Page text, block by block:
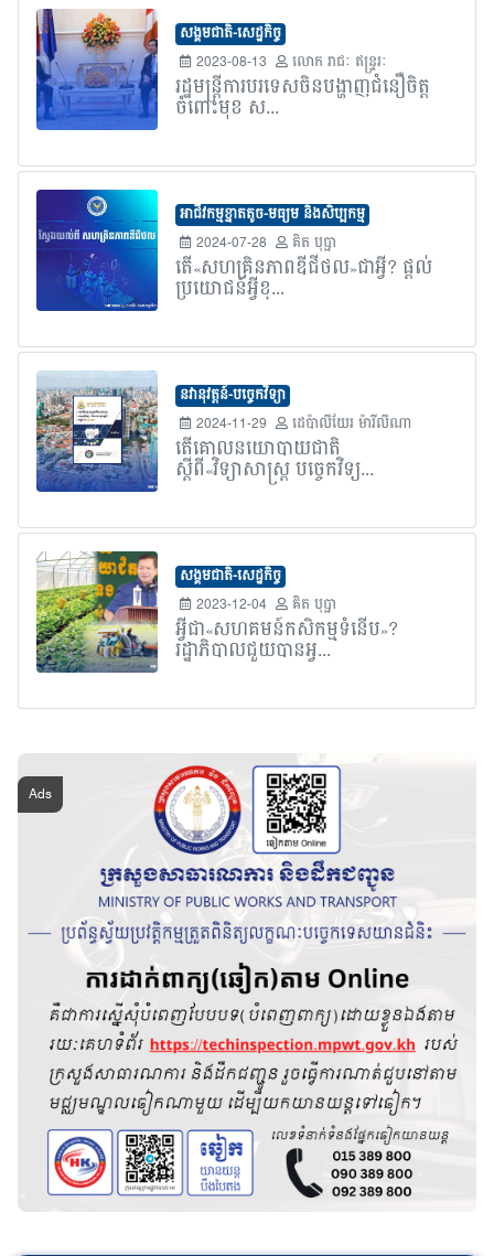
សង្គមជាតិ-សេដ្ឋកិច្ច
2023-08-13
លោក​ រាជៈ ឥន្រ្ទរៈ
រដ្ឋមន្រ្តីការបរទេសចិនបង្ហាញជំនឿចិត្ត
ចំពោះមុខ ស...
អាជីវកម្មខ្នាតតូច-មធ្យម និងសិប្បកម្ម
2024-07-28
គិត បុប្ផា
តើ«សហគ្រិនភាពឌីជីថល»ជាអ្វី? ផ្តល់
ប្រយោជន៍អ្វីខ្...
នវានុវត្តន៍-បច្ចេកវិទ្យា
2024-11-29
ដេប៉ាលីយែរ ម៉ារីលីណា
តើគោលនយោបាយជាតិ
ស្តីពី«វិទ្យាសាស្ត្រ បច្ចេកវិទ្យ...
សង្គមជាតិ-សេដ្ឋកិច្ច
2023-12-04
គិត បុប្ផា
អ្វីជា«សហគមន៍កសិកម្មទំនើប»?
រដ្ឋាភិបាលជួយបានអ្វ...